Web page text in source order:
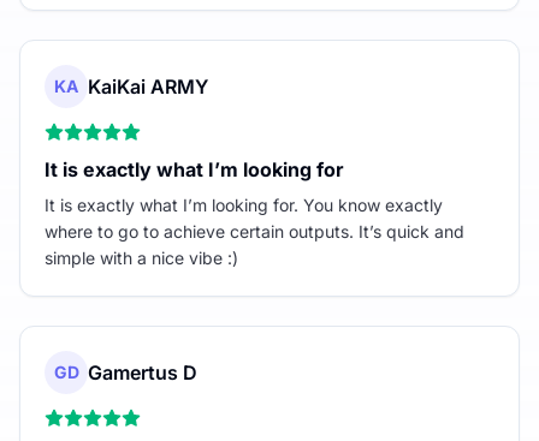
KA KaiKai ARMY
It is exactly what I’m looking for
It is exactly what I’m looking for. You know exactly
where to go to achieve certain outputs. It’s quick and
simple with a nice vibe :)
GD Gamertus D